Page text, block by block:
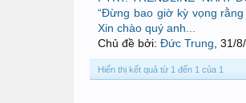
“Đừng bao giờ kỳ vọng
Xin chào quý anh...
Chủ đề bởi: Đức Trung 31/
Hiển thị kết quả từ 1 đến 1 của 1